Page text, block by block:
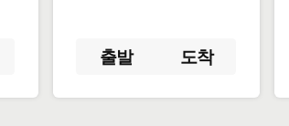
출발 도착